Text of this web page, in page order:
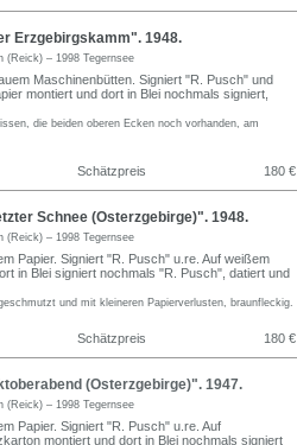
Erzgebirgskamm". 1948.
(Reick) – 1998 Tegernsee
Maschinenbütten. Signiert "R. Pusch" und
montiert und dort in Blei nochmals signiert,
die beiden oberen Ecken noch vorhanden, am
Schätzpreis 180 €
Schnee (Osterzgebirge)". 1948.
(Reick) – 1998 Tegernsee
Papier. Signiert "R. Pusch" u.re. Auf weißem
in Blei signiert nochmals "R. Pusch", datiert und
und mit kleineren Papierverlusten, braunfleckig.
Schätzpreis 180 €
(Osterzgebirge)". 1947.
(Reick) – 1998 Tegernsee
Papier. Signiert "R. Pusch" u.re. Auf
montiert und dort in Blei nochmals signiert